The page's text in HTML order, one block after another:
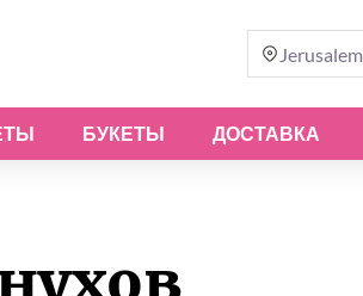
Jerusalem
БУКЕТЫ ДОСТАВКА